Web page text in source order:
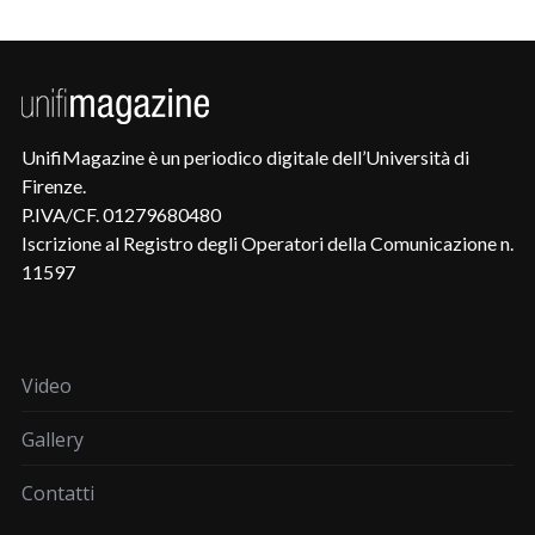
UnifiMagazine è un periodico digitale dell’Università di
Firenze.
P.IVA/CF. 01279680480
Iscrizione al Registro degli Operatori della Comunicazione n.
11597
Video
Gallery
Contatti